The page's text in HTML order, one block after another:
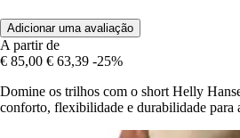
Adicionar uma avaliação
A partir de
€ 85,00 € 63,39 -25%
Domine os trilhos com o short Helly
conforto, flexibilidade e durabilidade para